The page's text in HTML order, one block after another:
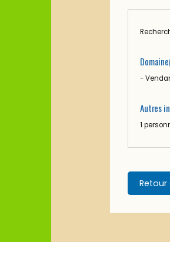
-
Autres
1